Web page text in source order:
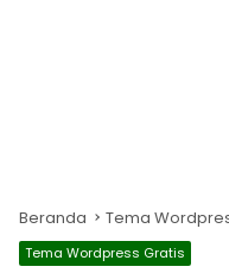
Beranda Tema
Tema Wordpress Gratis